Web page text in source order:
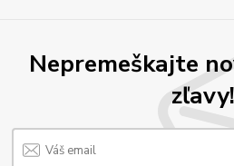
Nepremeškajte
zľavy!